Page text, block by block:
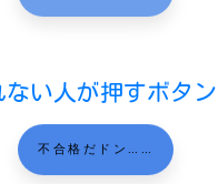
ない人が押すボタン
不合格だドン……